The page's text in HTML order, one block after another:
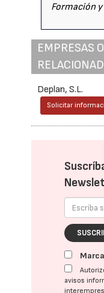
Formación
EMPRESAS
Deplan, S.L.
Solicitar
avisos